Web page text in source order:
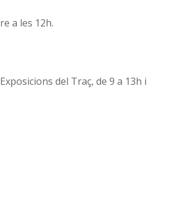
a les 12h.
del Traç, de 9 a 13h i